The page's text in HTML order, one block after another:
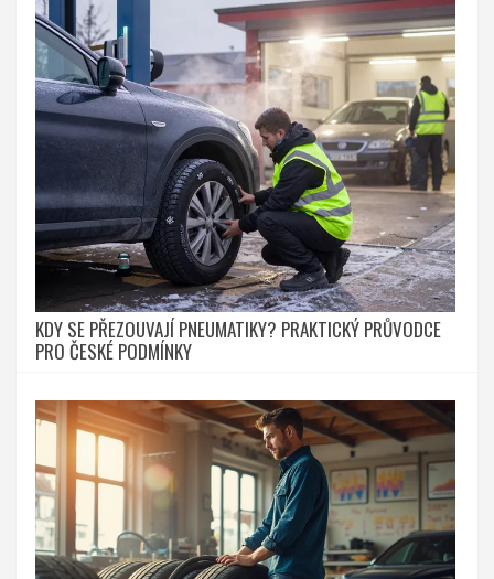
KDY SE PŘEZOUVAJÍ PNEUMATIKY? PRAKTICKÝ PRŮVODCE
PRO ČESKÉ PODMÍNKY